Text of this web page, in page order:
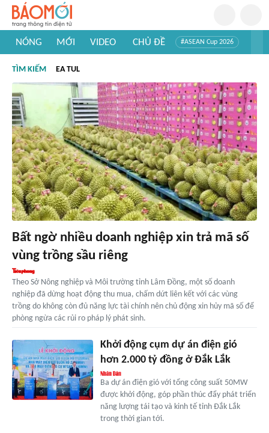
NÓNG MỚI VIDEO CHỦ ĐỀ #ASEAN Cup 2026
#Khám phá thế giới
TÌM KIẾM EA TUL
Bất ngờ nhiều doanh nghiệp xin trả mã số
vùng trồng sầu riêng
Theo Sở Nông nghiệp và Môi trường tỉnh Lâm Đồng, một số doanh
nghiệp đã dừng hoạt động thu mua, chấm dứt liên kết với các vùng
trồng do không còn đủ năng lực tài chính nên chủ động xin hủy mã số để
phòng ngừa các rủi ro pháp lý phát sinh.
Khởi động cụm dự án điện gió
hơn 2.000 tỷ đồng ở Đắk Lắk
Ba dự án điện gió với tổng công suất 50MW
được khởi động, góp phần thúc đẩy phát triển
năng lượng tái tạo và kinh tế tỉnh Đắk Lắk
trong thời gian tới.